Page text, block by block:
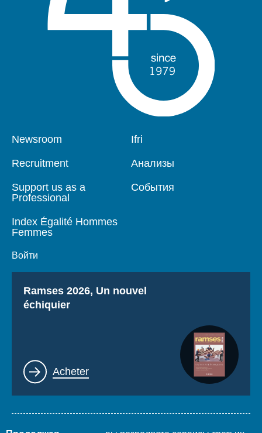
Pied
Newsroom
Recruitment
Support us as a
Professional
Index Égalité Hommes
Femmes
Войти
Navigation
Ifri
Анализы
События
Titre
Ramses 2026, Un nouvel
échiquier
Lien
Acheter